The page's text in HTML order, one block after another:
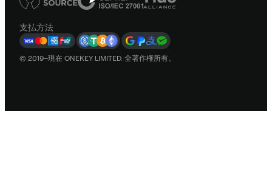
支払方法
© 2019–現在 ONEKEY LIMITED. 全著作権所有。